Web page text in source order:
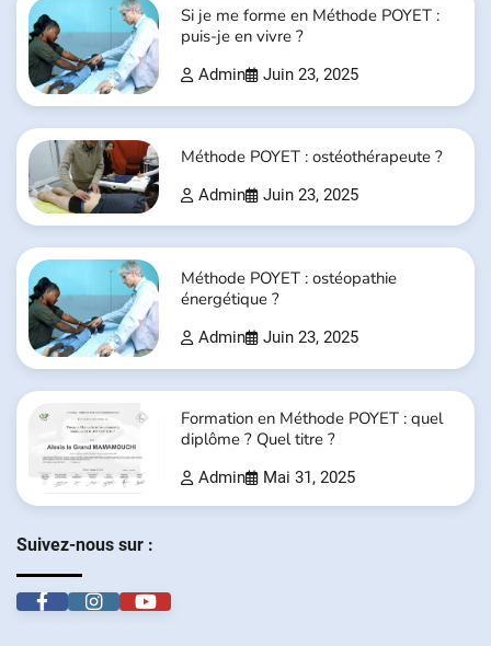
Si je me forme en Méthode POYET :
puis-je en vivre ?
Admin Juin 23, 2025
Méthode POYET : ostéothérapeute ?
Admin Juin 23, 2025
Méthode POYET : ostéopathie
énergétique ?
Admin Juin 23, 2025
Formation en Méthode POYET : quel
diplôme ? Quel titre ?
Admin Mai 31, 2025
Suivez-nous sur :